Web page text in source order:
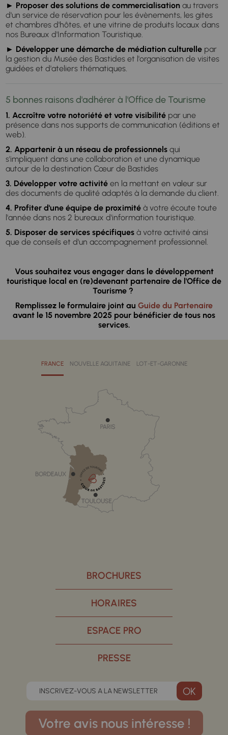
► Proposer des solutions de commercialisation au travers
d'un service de réservation pour les évènements, les gites
et chambres d'hôtes, et une vitrine de produits locaux dans
nos Bureaux d'Information Touristique.
► Développer une démarche de médiation culturelle par
la gestion du Musée des Bastides et l'organisation de visites
guidées et d'ateliers thématiques.
5 bonnes raisons d'adhérer à l'Office de Tourisme
1. Accroître votre notoriété et votre visibilité par une
présence dans nos supports de communication (éditions et
web).
2. Appartenir à un réseau de professionnels qui
s'impliquent dans une collaboration et une dynamique
autour de la destination Cœur de Bastides
3. Développer votre activité en la mettant en valeur sur
des documents de qualité adaptés à la demande du client.
4. Profiter d'une équipe de proximité à votre écoute toute
l'année dans nos 2 bureaux d'information touristique.
5. Disposer de services spécifiques à votre activité ainsi
que de conseils et d'un accompagnement professionnel.
Vous souhaitez vous engager dans le développement
touristique local en (re)devenant partenaire de l'Office de
Tourisme ?
Remplissez le formulaire joint au Guide du Partenaire
avant le 15 novembre 2025 pour bénéficier de tous nos
services.
FRANCE NOUVELLE AQUITAINE LOT-ET-GARONNE
BROCHURES
HORAIRES
ESPACE PRO
PRESSE
INSCRIVEZ-VOUS A LA NEWSLETTER
Votre avis nous intéresse !